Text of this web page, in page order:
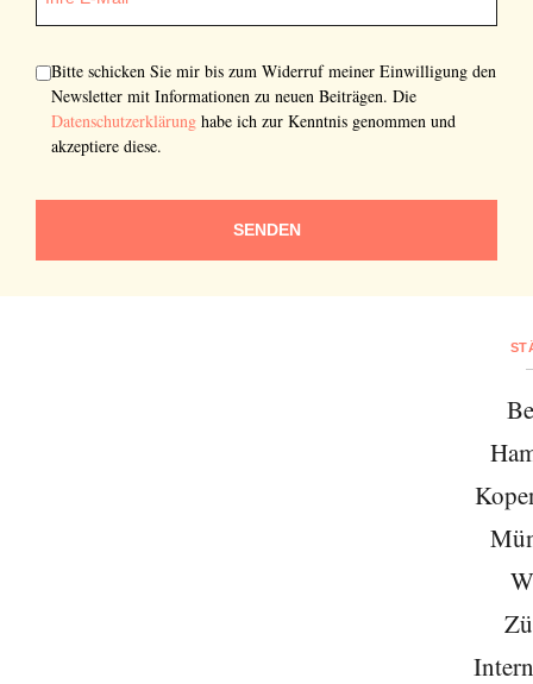
Bitte schicken Sie mir bis zum Widerruf meiner Einwilligung den
Newsletter mit Informationen zu neuen Beiträgen. Die
Datenschutzerklärung habe ich zur Kenntnis genommen und
akzeptiere diese.
SENDEN